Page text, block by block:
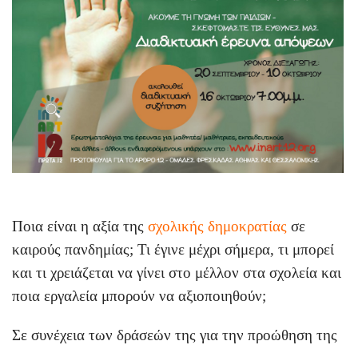
Ποια είναι η αξία της σχολικής δημοκρατίας σε
καιρούς πανδημίας; Τι έγινε μέχρι σήμερα, τι μπορεί
και τι χρειάζεται να γίνει στο μέλλον στα σχολεία και
ποια εργαλεία μπορούν να αξιοποιηθούν;
Σε συνέχεια των δράσεών της για την προώθηση της